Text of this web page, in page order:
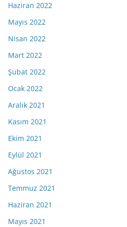
Haziran 2022
Mayıs 2022
Nisan 2022
Mart 2022
Şubat 2022
Ocak 2022
Aralık 2021
Kasım 2021
Ekim 2021
Eylül 2021
Ağustos 2021
Temmuz 2021
Haziran 2021
Mayıs 2021